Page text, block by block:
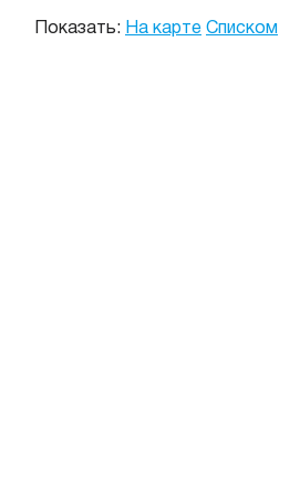
Показать: На карте Списком